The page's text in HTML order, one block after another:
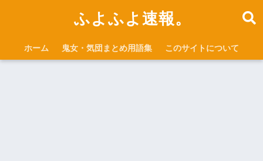
ふよふよ速報。
ホーム 鬼女・気団まとめ用語集 このサイトについて